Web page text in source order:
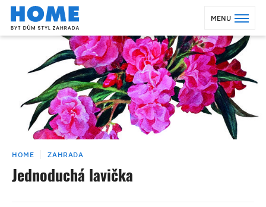
MENU
HOME ZAHRADA
Jednoduchá lavička